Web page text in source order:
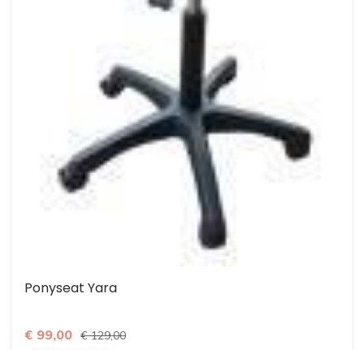
Ponyseat Yara
€ 99,00 € 129,00